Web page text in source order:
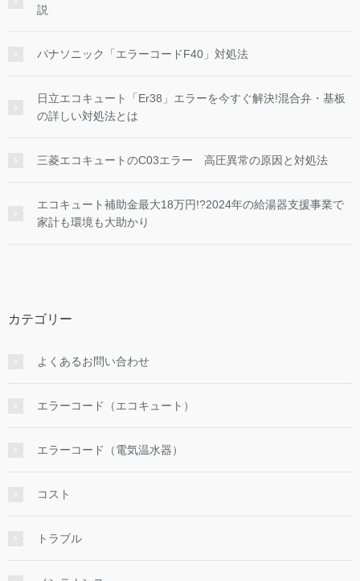
説
パナソニック「エラーコードF40」対処法
日立エコキュート「Er38」エラーを今すぐ解決!混合弁・基板
の詳しい対処法とは
三菱エコキュートのC03エラー 高圧異常の原因と対処法
エコキュート補助金最大18万円!?2024年の給湯器支援事業で
家計も環境も大助かり
カテゴリー
よくあるお問い合わせ
エラーコード（エコキュート）
エラーコード（電気温水器）
コスト
トラブル